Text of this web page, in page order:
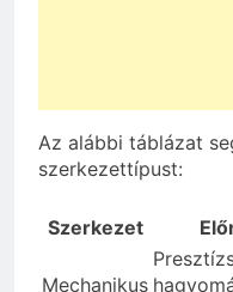
Az alábbi táblázat
szerkezettípust:
Szerkezet
Mechanikus